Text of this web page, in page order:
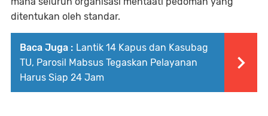
ditentukan oleh standar.
Baca Juga : Lantik 14 Kapus dan Kasubag
TU, Parosil Mabsus Tegaskan Pelayanan
Harus Siap 24 Jam